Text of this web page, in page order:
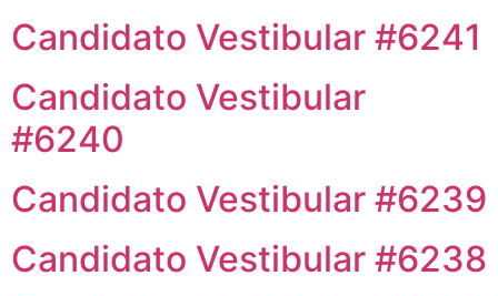
Candidato Vestibular #6241
Candidato Vestibular
#6240
Candidato Vestibular #6239
Candidato Vestibular #6238